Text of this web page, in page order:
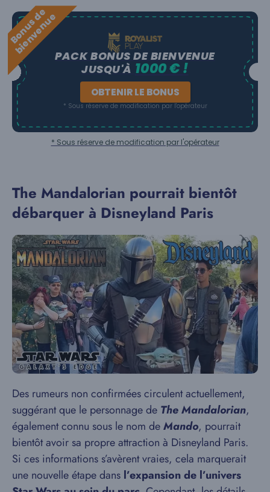
B
o
n
u
s
d
e
b
i
e
n
v
e
n
u
ePACK BONUS DE BIENVENUE
JUSQU'À 1000 € !
OBTENIR LE BONUS
* Sous réserve de modification par l'opérateur
* Sous réserve de modification par l'opérateur
The Mandalorian pourrait bientôt
débarquer à Disneyland Paris
Des rumeurs non confirmées circulent actuellement,
suggérant que le personnage de The Mandalorian,
également connu sous le nom deMando, pourrait
bientôt avoir sa propre attraction à Disneyland Paris.
Si ces informations s’avèrent vraies, cela marquerait
une nouvelle étape dans l’expansion de l’univers